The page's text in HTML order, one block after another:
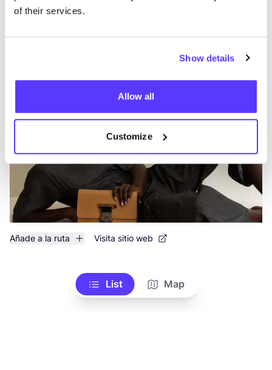
of their services.
Show details
Allow all
Customize
Añade a la ruta Visita sitio web
List Map